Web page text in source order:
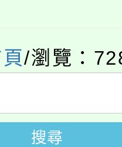
新住民語歌
學年度第
甄選結果(
學年度第
師甄選結果
化大學推廣
溝通分析基
政府辦理
/瀏覽：
搜尋